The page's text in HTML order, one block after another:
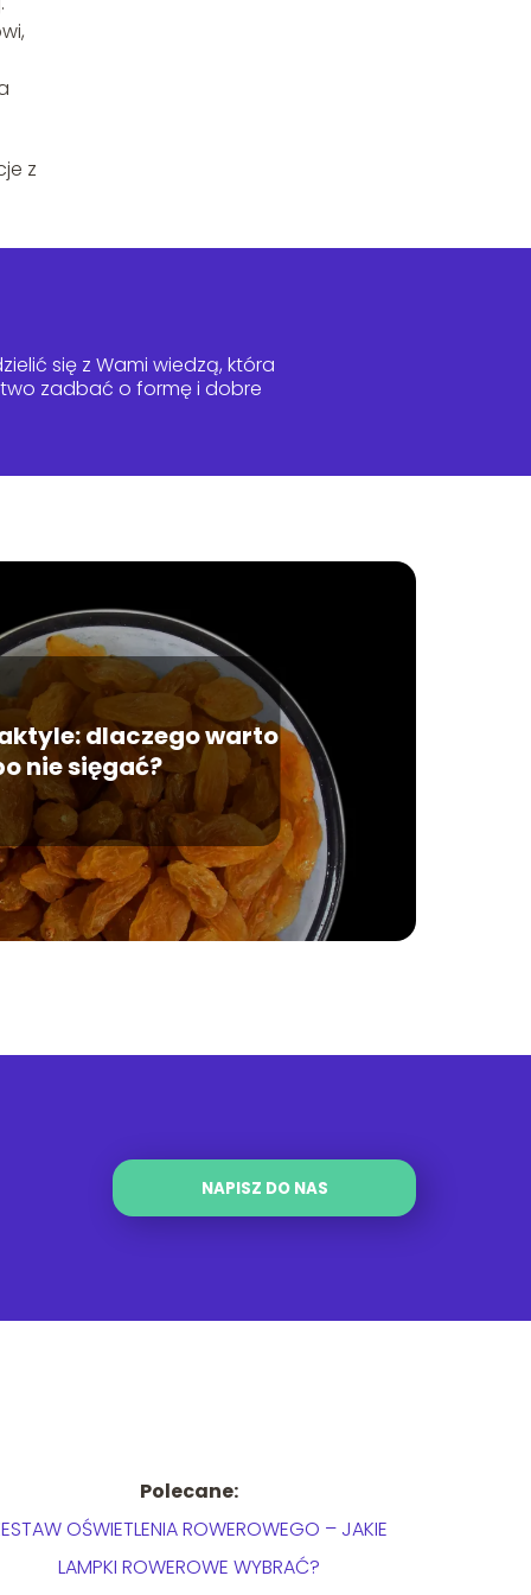
z
się z Wami wiedzą, która
zadbać o formę i dobre
dlaczego warto
nie sięgać?
NAPISZ DO NAS
Polecane:
OŚWIETLENIA ROWEROWEGO – JAKIE
LAMPKI ROWEROWE WYBRAĆ?